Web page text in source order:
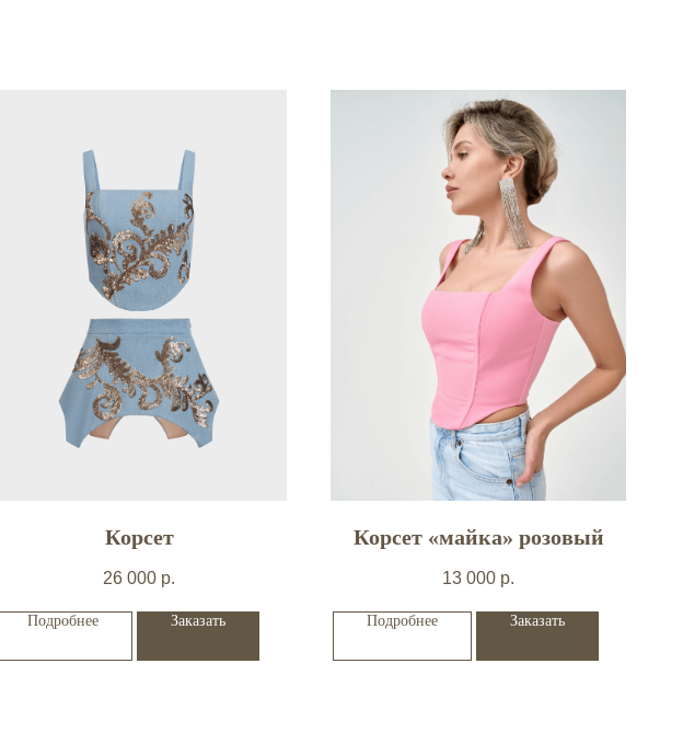
Корсет
26 000 р.
Подробнее Заказать
Корсет «майка» розовый
13 000 р.
Подробнее Заказать